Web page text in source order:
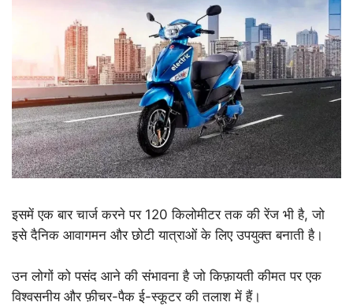
इसमें एक बार चार्ज करने पर 120 किलोमीटर तक की रेंज भी है, जो
इसे दैनिक आवागमन और छोटी यात्राओं के लिए उपयुक्त बनाती है।
उन लोगों को पसंद आने की संभावना है जो किफ़ायती कीमत पर एक
विश्वसनीय और फ़ीचर-पैक ई-स्कूटर की तलाश में हैं।